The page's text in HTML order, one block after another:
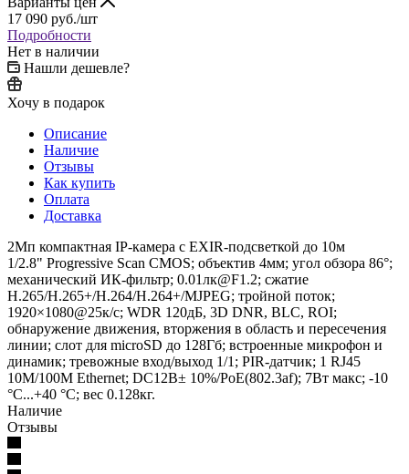
17 090 руб./шт
Подробности
Нет в наличии
Нашли дешевле?
Хочу в подарок
Описание
Наличие
Отзывы
Как купить
Оплата
Доставка
2Мп компактная IP-камера с EXIR-подсветкой до 10м
1/2.8" Progressive Scan CMOS; объектив 4мм; угол обзора 86°;
механический ИК-фильтр; 0.01лк@F1.2; сжатие
H.265/H.265+/H.264/H.264+/MJPEG; тройной поток;
1920×1080@25к/с; WDR 120дБ, 3D DNR, BLC, ROI;
обнаружение движения, вторжения в область и пересечения
линии; слот для microSD до 128Гб; встроенные микрофон и
динамик; тревожные вход/выход 1/1; PIR-датчик; 1 RJ45
10M/100M Ethernet; DC12В± 10%/PoE(802.3af); 7Вт макс; -10
°C...+40 °C; вес 0.128кг.
Наличие
Отзывы